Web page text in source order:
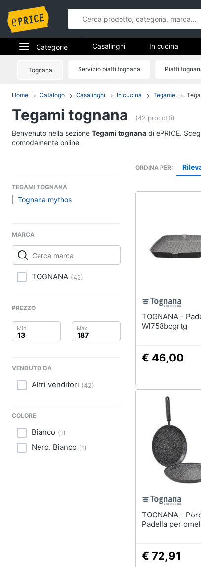
Categorie
Elettrodomestici
Telefonia
Tv e Home Cinema
Videogiochi
Audio e musica
Arredo
Brico e Giardinaggio
Sport
In cucina
Vedi tutti
Porta
Asciugamani
Casalinghi In cucina
Tognana Servizio piatti tognana Piatti
Home Catalogo Casalinghi In cucina Tegame
Tegami tognana (42 prodotti)
Benvenuto nella sezione Tegami tognana di ePRICE.
comodamente online.
TEGAMI TOGNANA
Tognana mythos
MARCA
TOGNANA (42)
PREZZO
VENDUTO DA
Altri venditori (42)
COLORE
Bianco (1)
Nero. Bianco (1)
ORDINA PER
TOGNANA - Padella
Wl758bcgrtg
€ 46,00
TOGNANA - Porcellane Sphera
Padella per
€ 72,91